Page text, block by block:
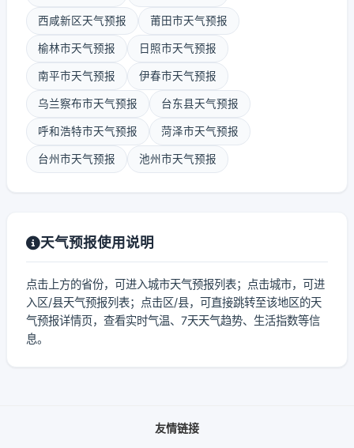
西咸新区天气预报 莆田市天气预报
榆林市天气预报 日照市天气预报
南平市天气预报 伊春市天气预报
乌兰察布市天气预报 台东县天气预报
呼和浩特市天气预报 菏泽市天气预报
台州市天气预报 池州市天气预报
天气预报使用说明
点击上方的省份，可进入城市天气预报列表；点击城市，可进
入区/县天气预报列表；点击区/县，可直接跳转至该地区的天
气预报详情页，查看实时气温、7天天气趋势、生活指数等信
息。
友情链接